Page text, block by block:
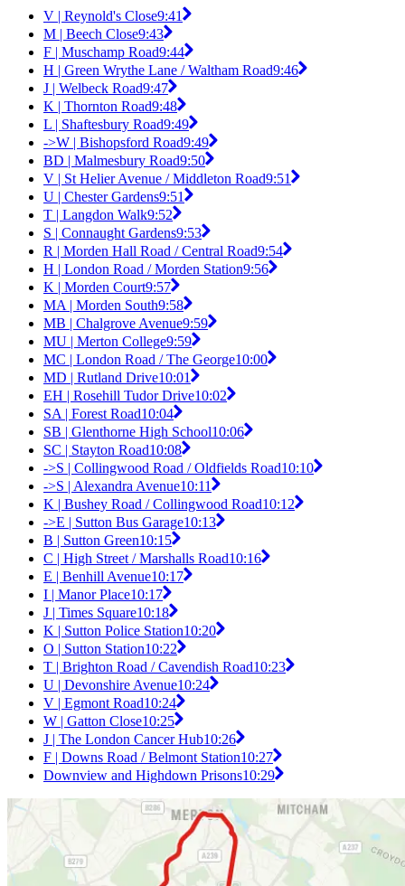
V | Reynold's Close9:41
M | Beech Close9:43
F | Muschamp Road9:44
H | Green Wrythe Lane / Waltham Road9:46
J | Welbeck Road9:47
K | Thornton Road9:48
L | Shaftesbury Road9:49
->W | Bishopsford Road9:49
BD | Malmesbury Road9:50
V | St Helier Avenue / Middleton Road9:51
U | Chester Gardens9:51
T | Langdon Walk9:52
S | Connaught Gardens9:53
R | Morden Hall Road / Central Road9:54
H | London Road / Morden Station9:56
K | Morden Court9:57
MA | Morden South9:58
MB | Chalgrove Avenue9:59
MU | Merton College9:59
MC | London Road / The George10:00
MD | Rutland Drive10:01
EH | Rosehill Tudor Drive10:02
SA | Forest Road10:04
SB | Glenthorne High School10:06
SC | Stayton Road10:08
->S | Collingwood Road / Oldfields Road10:10
->S | Alexandra Avenue10:11
K | Bushey Road / Collingwood Road10:12
->E | Sutton Bus Garage10:13
B | Sutton Green10:15
C | High Street / Marshalls Road10:16
E | Benhill Avenue10:17
I | Manor Place10:17
J | Times Square10:18
K | Sutton Police Station10:20
O | Sutton Station10:22
T | Brighton Road / Cavendish Road10:23
U | Devonshire Avenue10:24
V | Egmont Road10:24
W | Gatton Close10:25
J | The London Cancer Hub10:26
F | Downs Road / Belmont Station10:27
Downview and Highdown Prisons10:29